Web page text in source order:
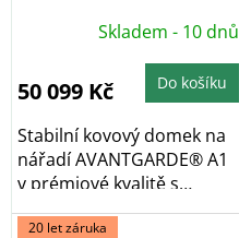
Skladem - 10 dnů
50 099 Kč Do košíku
Stabilní kovový domek na
nářadí AVANTGARDE® A1
v prémiové kvalitě s
pultovou...
20 let záruka